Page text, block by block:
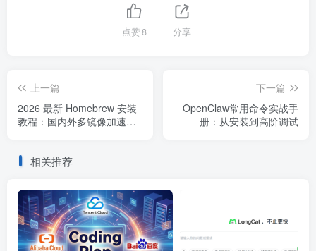
点赞8 分享
上一篇
2026 最新 Homebrew 安装
教程：国内外多镜像加速脚
下一篇
OpenClaw常用命令实战手
册：从安装到高阶调试
相关推荐